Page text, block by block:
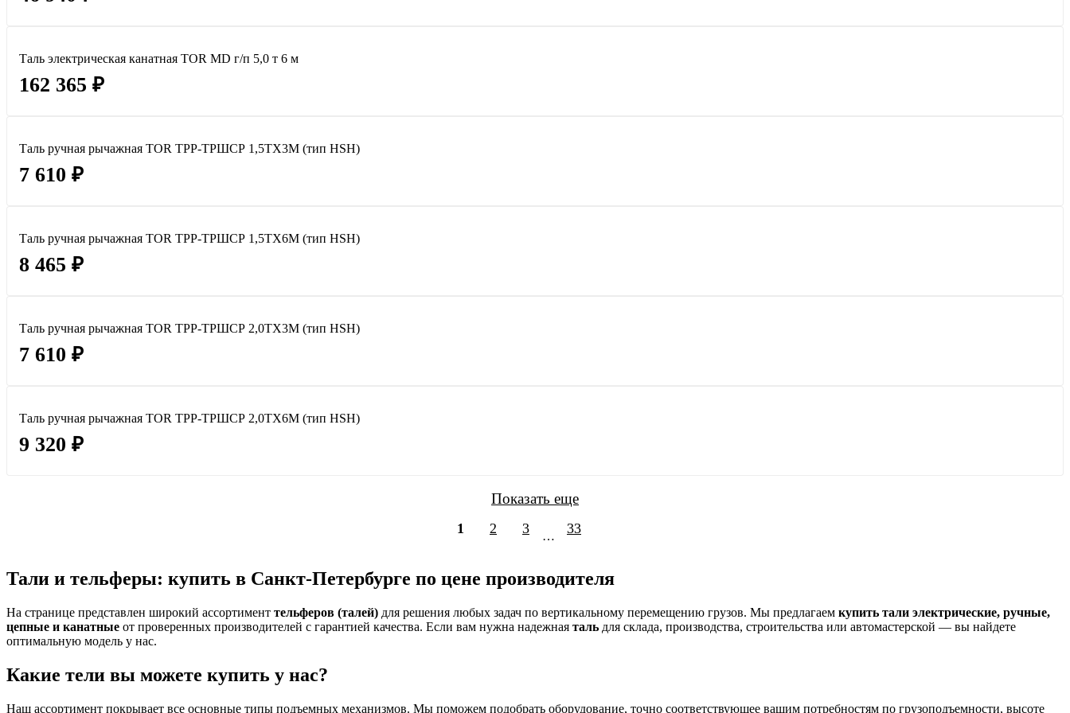
Таль электрическая канатная TOR MD г/п 5,0 т 6 м
162 365 ₽
Таль ручная рычажная TOR ТРР-ТРШСР 1,5ТХ3М (тип HSH)
7 610 ₽
Таль ручная рычажная TOR ТРР-ТРШСР 1,5ТХ6М (тип HSH)
8 465 ₽
Таль ручная рычажная TOR ТРР-ТРШСР 2,0ТХ3М (тип HSH)
7 610 ₽
Таль ручная рычажная TOR ТРР-ТРШСР 2,0ТХ6М (тип HSH)
9 320 ₽
Показать еще
1 2 3 … 33
Тали и тельферы: купить в Санкт-Петербурге по цене производителя
На странице представлен широкий ассортимент тельферов (талей) для решения любых задач по вертикальному перемещению грузов. Мы предлагаем купить тали электрические, ручные,
цепные и канатные от проверенных производителей с гарантией качества. Если вам нужна надежная таль для склада, производства, строительства или автомастерской — вы найдете
оптимальную модель у нас.
Какие тели вы можете купить у нас?
Наш ассортимент покрывает все основные типы подъемных механизмов. Мы поможем подобрать оборудование, точно соответствующее вашим потребностям по грузоподъемности, высоте